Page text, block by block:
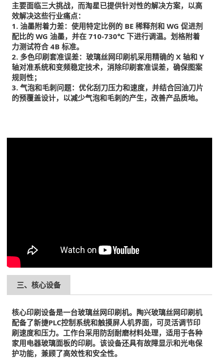
主要面临三大挑战，而淘星已提供针对性的解决方案，以高
效解决这些行业痛点：
1. 油墨附着力差：使用特定比例的 BE 稀释剂和 WG 促进剂
配比的 WG 油墨，并在 710-730℃ 下进行调温。划格附着
力测试符合 4B 标准。
2. 多色印刷套准误差：玻璃丝网印刷机采用精确的 X 轴和 Y
轴对准系统和变频稳定技术，消除印刷套准误差，确保图案
规则性；
3. 气泡和毛刺问题：优化刮刀压力和速度，并结合回油刀片
的预覆盖设计，以减少气泡和毛刺的产生，改善产品质地。
三、核心设备
核心印刷设备是一台玻璃丝网印刷机。陶兴玻璃丝网印刷机
配备了新捷PLC控制系统和触摸屏人机界面，可灵活调节印
刷速度和压力。工作台采用防刮耐磨材料处理，适用于各种
家用电器玻璃面板的印刷。该设备还具有故障显示和光电保
护功能，兼顾了高效性和安全性。